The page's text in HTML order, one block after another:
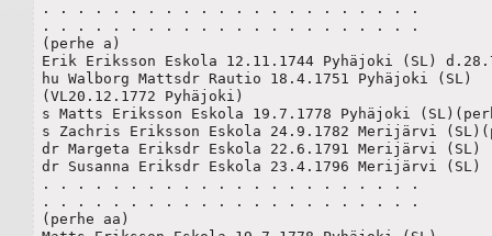
. . . . . . . . . . . . . . . . . . . . . .
. . . . . . . . . . . . . . . . . . . . . .
(perhe a)
Erik Eriksson Eskola 12.11.1744 Pyhäjoki (SL)
hu Walborg Mattsdr Rautio 18.4.1751 Pyhäjoki (SL)
(VL20.12.1772 Pyhäjoki)
s Matts Eriksson Eskola 19.7.1778 Pyhäjoki
s Zachris Eriksson Eskola 24.9.1782 Merijärvi
dr Margeta Eriksdr Eskola 22.6.1791 Merijärvi (SL)
dr Susanna Eriksdr Eskola 23.4.1796 Merijärvi (SL)
. . . . . . . . . . . . . . . . . . . . . .
. . . . . . . . . . . . . . . . . . . . . .
(perhe aa)